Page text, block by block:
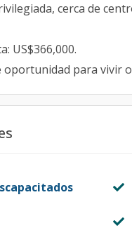
cerca de
US$366,000.
oportunidad para vivir